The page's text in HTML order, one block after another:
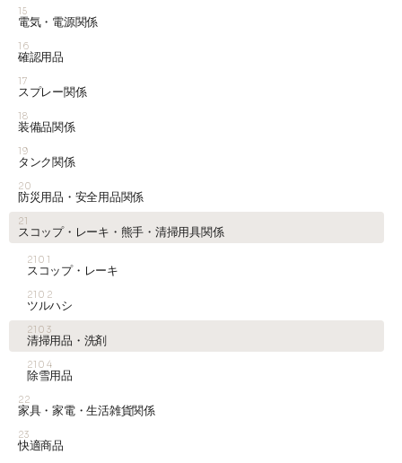
15
電気・電源関係
16
確認用品
17
スプレー関係
18
装備品関係
19
タンク関係
20
防災用品・安全用品関係
21
スコップ・レーキ・熊手・清掃用具関係
2101
スコップ・レーキ
2102
ツルハシ
2103
清掃用品・洗剤
2104
除雪用品
22
家具・家電・生活雑貨関係
23
快適商品